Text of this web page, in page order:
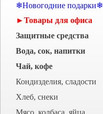
❄Новогодние подарки❄
►Товары для офиса
Защитные средства
Вода, сок, напитки
Чай, кофе
Кондизделия, сладости
Хлеб, снеки
Мясо, колбаса, яйца